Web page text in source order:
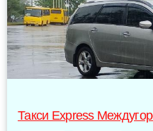
Такси Express